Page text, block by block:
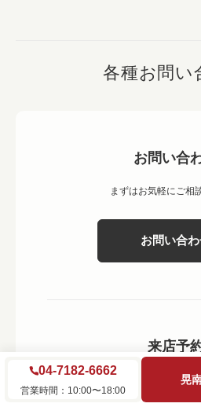
04-7182-6662
営業時間：10:00〜18:00
晃
各種お問い
お問い合
まずはお気軽にご相
お問い合
来店予
店舗営業日と予約可能な日時を